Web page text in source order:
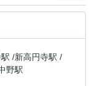
/新高円寺駅 /
野駅